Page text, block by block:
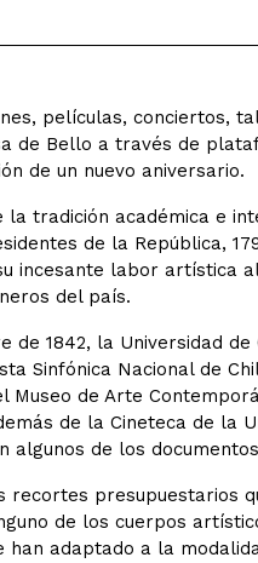
películas, conciertos,
de Bello a través de
de un nuevo aniversario.
la tradición académica e
de la República,
incesante labor artística
del país.
de 1842, la Universidad
Sinfónica Nacional de
Museo de Arte
de la Cineteca de la
algunos de los
recortes presupuestarios
de los cuerpos
adaptado a la